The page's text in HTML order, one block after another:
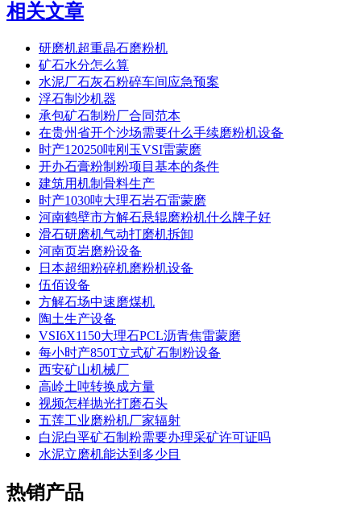
相关文章
研磨机超重晶石磨粉机
矿石水分怎么算
水泥厂石灰石粉碎车间应急预案
浮石制沙机器
承包矿石制粉厂合同范本
在贵州省开个沙场需要什么手续磨粉机设备
时产120250吨刚玉VSI雷蒙磨
开办石膏粉制粉项目基本的条件
建筑用机制骨料生产
时产1030吨大理石岩石雷蒙磨
河南鹤壁市方解石悬辊磨粉机什么牌子好
滑石研磨机气动打磨机拆卸
河南页岩磨粉设备
日本超细粉碎机磨粉机设备
伍佰设备
方解石场中速磨煤机
陶土生产设备
VSI6X1150大理石PCL沥青焦雷蒙磨
每小时产850T立式矿石制粉设备
西安矿山机械厂
高岭土吨转换成方量
视频怎样抛光打磨石头
五莲工业磨粉机厂家辐射
白泥白垩矿石制粉需要办理采矿许可证吗
水泥立磨机能达到多少目
热销产品